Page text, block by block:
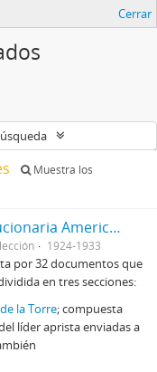
Cerrar
Muestra los
Alianza Popular Revolucionaria Americana-APRA (Colección)
1924-1933
por 32 documentos que
en tres secciones:
la Torre; compuesta
líder aprista enviadas a